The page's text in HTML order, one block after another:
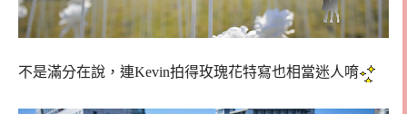
不是滿分在說，連Kevin拍得玫瑰花特寫也相當迷人唷